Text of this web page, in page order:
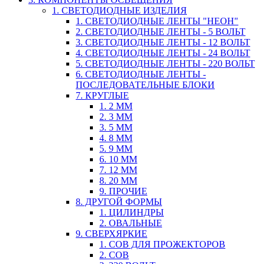
1. СВЕТОДИОДНЫЕ ИЗДЕЛИЯ
1. СВЕТОДИОДНЫЕ ЛЕНТЫ "НЕОН"
2. СВЕТОДИОДНЫЕ ЛЕНТЫ - 5 ВОЛЬТ
3. СВЕТОДИОДНЫЕ ЛЕНТЫ - 12 ВОЛЬТ
4. СВЕТОДИОДНЫЕ ЛЕНТЫ - 24 ВОЛЬТ
5. СВЕТОДИОДНЫЕ ЛЕНТЫ - 220 ВОЛЬТ
6. СВЕТОДИОДНЫЕ ЛЕНТЫ -
ПОСЛЕДОВАТЕЛЬНЫЕ БЛОКИ
7. КРУГЛЫЕ
1. 2 ММ
2. 3 ММ
3. 5 ММ
4. 8 ММ
5. 9 ММ
6. 10 ММ
7. 12 ММ
8. 20 ММ
9. ПРОЧИЕ
8. ДРУГОЙ ФОРМЫ
1. ЦИЛИНДРЫ
2. ОВАЛЬНЫЕ
9. СВЕРХЯРКИЕ
1. COB ДЛЯ ПРОЖЕКТОРОВ
2. COB